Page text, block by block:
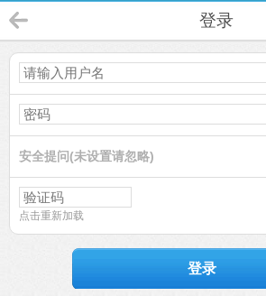
登录
安全提问(未设置请忽略)
点击重新加载
登录